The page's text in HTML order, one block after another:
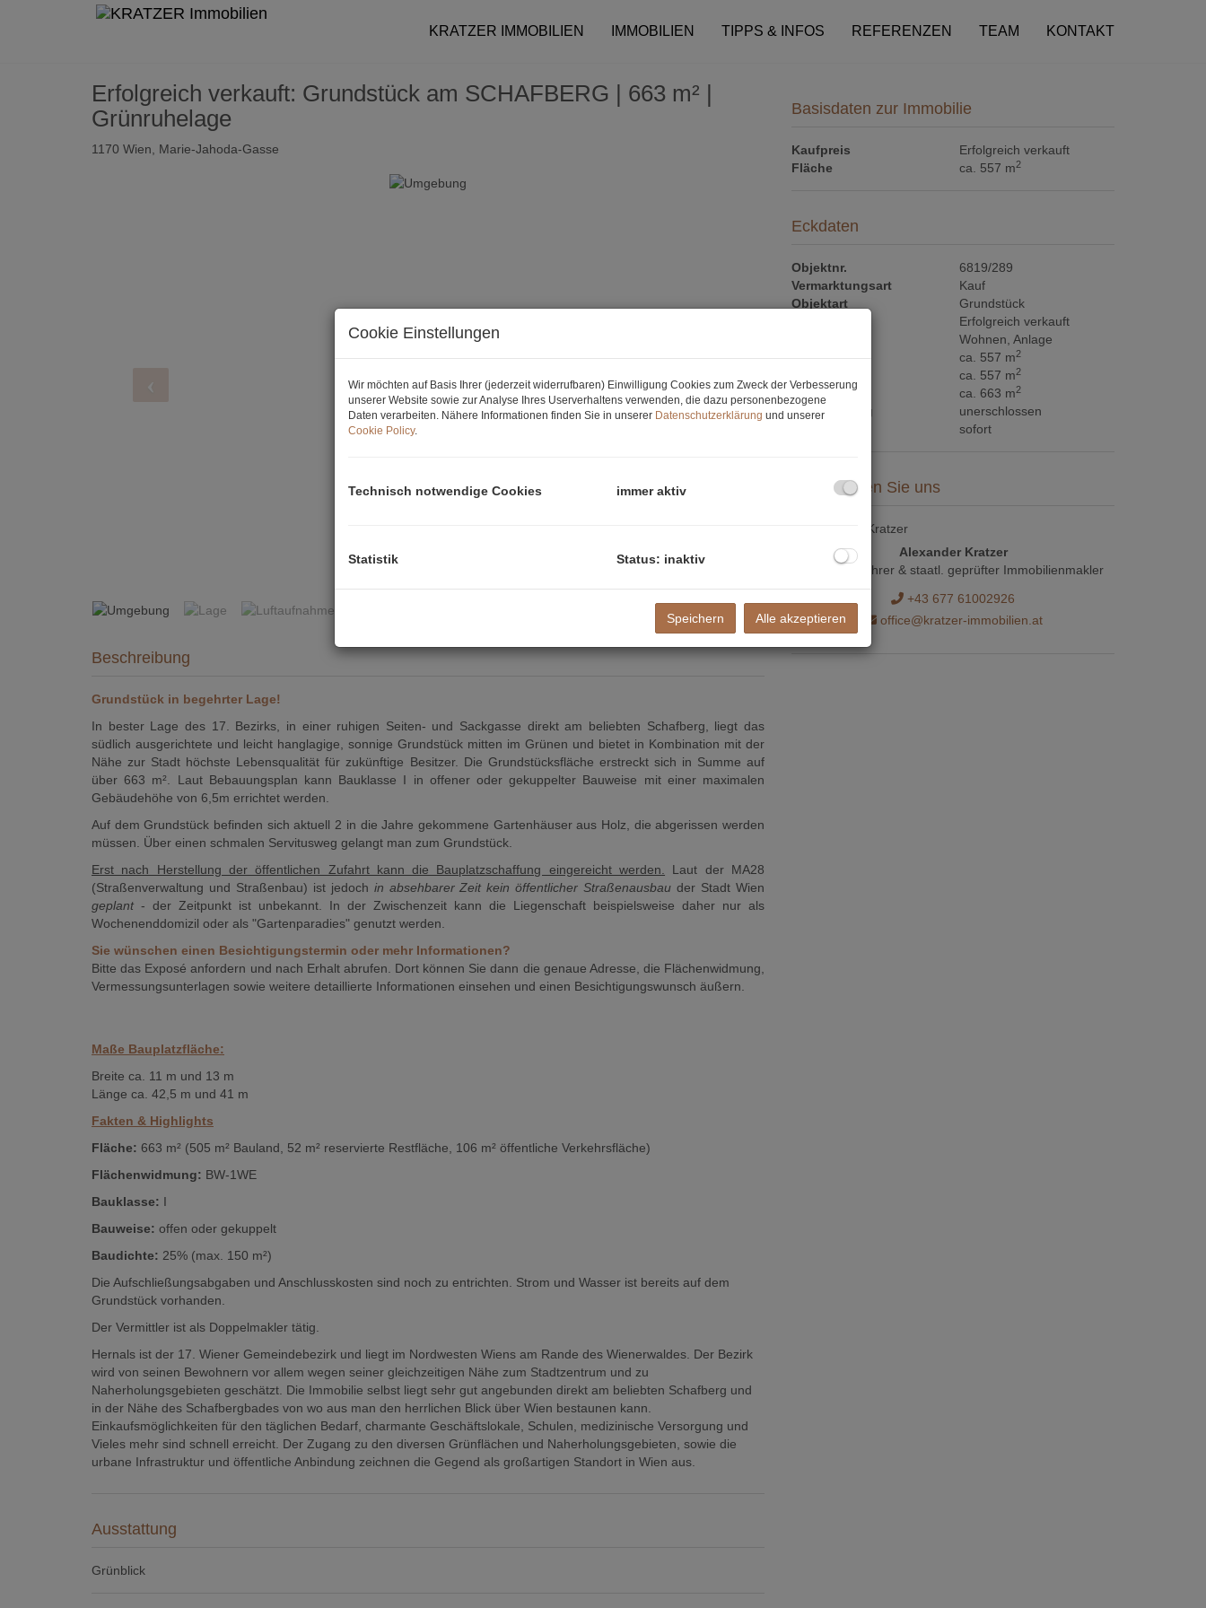
KRATZER IMMOBILIEN IMMOBILIEN TIPPS & INFOS REFERENZEN TEAM KONTAKT
Erfolgreich verkauft: Grundstück am SCHAFBERG | 663 m² |
Grünruhelage
1170 Wien , Marie-Jahoda-Gasse
Lage
Beschreibung
Grundstück in begehrter Lage!
In bester Lage des 17. Bezirks, in einer ruhigen Seiten- und Sackgasse direkt am beliebten Schafberg, liegt das
südlich ausgerichtete und leicht hanglagige, sonnige Grundstück mitten im Grünen und bietet in Kombination mit der
Nähe zur Stadt höchste Lebensqualität für zukünftige Besitzer. Die Grundstücksfläche erstreckt sich in Summe auf
über 663 m². Laut Bebauungsplan kann Bauklasse I in offener oder gekuppelter Bauweise mit einer maximalen
Gebäudehöhe von 6,5m errichtet werden.
Auf dem Grundstück befinden sich aktuell 2 in die Jahre gekommene Gartenhäuser aus Holz, die abgerissen werden
müssen. Über einen schmalen Servitusweg gelangt man zum Grundstück.
Erst nach Herstellung der öffentlichen Zufahrt kann die Bauplatzschaffung eingereicht werden. Laut der MA28
(Straßenverwaltung und Straßenbau) ist jedoch in absehbarer Zeit kein öffentlicher Straßenausbau der Stadt Wien
geplant - der Zeitpunkt ist unbekannt. In der Zwischenzeit kann die Liegenschaft beispielsweise daher nur als
Wochenenddomizil oder als "Gartenparadies" genutzt werden.
Sie wünschen einen Besichtigungstermin oder mehr Informationen?
Bitte das Exposé anfordern und nach Erhalt abrufen. Dort können Sie dann die genaue Adresse, die Flächenwidmung,
Vermessungsunterlagen sowie weitere detaillierte Informationen einsehen und einen Besichtigungswunsch äußern.
Maße Bauplatzfläche:
Breite ca. 11 m und 13 m
Länge ca. 42,5 m und 41 m
Fakten & Highlights
Fläche: 663 m² (505 m² Bauland, 52 m² reservierte Restfläche, 106 m² öffentliche Verkehrsfläche)
Flächenwidmung: BW-1WE
Bauklasse: I
Bauweise: offen oder gekuppelt
Baudichte: 25% (max. 150 m²)
Die Aufschließungsabgaben und Anschlusskosten sind noch zu entrichten. Strom und Wasser ist bereits auf dem
Grundstück vorhanden.
Der Vermittler ist als Doppelmakler tätig.
Hernals ist der 17. Wiener Gemeindebezirk und liegt im Nordwesten Wiens am Rande des Wienerwaldes. Der Bezirk
wird von seinen Bewohnern vor allem wegen seiner gleichzeitigen Nähe zum Stadtzentrum und zu
Naherholungsgebieten geschätzt. Die Immobilie selbst liegt sehr gut angebunden direkt am beliebten Schafberg und
in der Nähe des Schafbergbades von wo aus man den herrlichen Blick über Wien bestaunen kann.
Einkaufsmöglichkeiten für den täglichen Bedarf, charmante Geschäftslokale, Schulen, medizinische Versorgung und
Vieles mehr sind schnell erreicht. Der Zugang zu den diversen Grünflächen und Naherholungsgebieten, sowie die
urbane Infrastruktur und öffentliche Anbindung zeichnen die Gegend als großartigen Standort in Wien aus.
Ausstattung
Grünblick
Basisdaten zur Immobilie
Kaufpreis
Erfolgreich verkauft
Fläche
ca. 557 m2
Eckdaten
Objektnr.
6819/289
Vermarktungsart
Kauf
Objektart
Grundstück
Erfolgreich verkauft
Wohnen Anlage
Fläche
ca. 557 m2
ca. 557 m2
Grundfläche ca. 663 m2
Erschließung
unerschlossen
sofort
Kontaktieren Sie uns
Alexander Kratzer
Geschäftsführer & staatl. geprüfter Immobilienmakler
+43 677 61002926
office@kratzer-immobilien.at
Cookie Einstellungen
Wir möchten auf Basis Ihrer (jederzeit widerrufbaren) Einwilligung Cookies zum Zweck der Verbesserung
unserer Website sowie zur Analyse Ihres Userverhaltens verwenden, die dazu personenbezogene
Daten verarbeiten. Nähere Informationen finden Sie in unserer Datenschutzerklärung und unserer
Cookie Policy.
Technisch notwendige Cookies immer aktiv
Statistik Status: inaktiv
Speichern Alle akzeptieren